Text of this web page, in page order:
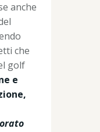
anche
che
golf
e